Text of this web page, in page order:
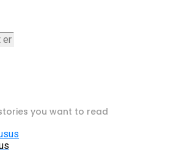
you want to read